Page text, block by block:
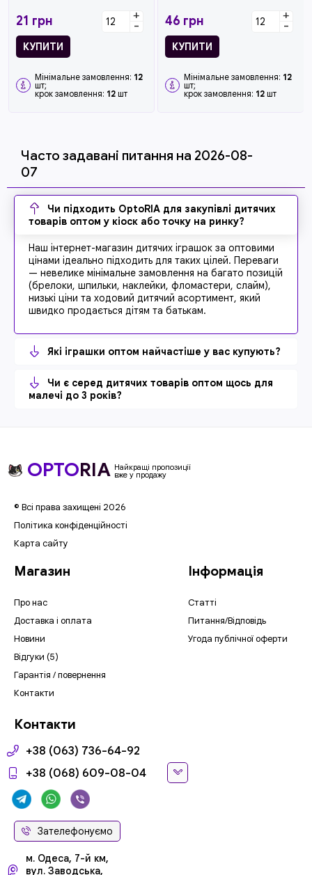
21 грн +
-
КУПИТИ
Мінімальне замовлення: 12
шт;
крок замовлення: 12 шт
46 грн +
-
КУПИТИ
Мінімальне замовлення: 12
шт;
крок замовлення: 12 шт
Часто задавані питання на 2026-08-
07
Чи підходить OptoRIA для закупівлі дитячих
товарів оптом у кіоск або точку на ринку?
Наш інтернет-магазин дитячих іграшок за оптовими
цінами ідеально підходить для таких цілей. Переваги
— невелике мінімальне замовлення на багато позицій
(брелоки, шпильки, наклейки, фломастери, слайм),
низькі ціни та ходовий дитячий асортимент, який
швидко продається дітям та батькам.
Які іграшки оптом найчастіше у вас купують?
Чи є серед дитячих товарів оптом щось для
малечі до 3 років?
OPTORIA Найкращі пропозиції
вже у продажу
© Всі права захищені 2026
Політика конфіденційності
Карта сайту
Магазин
Про нас
Доставка і оплата
Новини
Відгуки (5)
Гарантія / повернення
Контакти
Інформація
Статті
Питання/Відповідь
Угода публічної оферти
Контакти
+38 (063) 736-64-92
+38 (068) 609-08-04
Зателефонуємо
м. Одеса, 7-й км,
вул. Заводська,